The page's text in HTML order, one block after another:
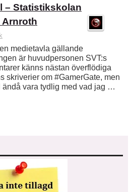
– Statistikskolan
Arnroth
medietavla gällande
är huvudpersonen SVT:s
känns nästan överflödiga
skriverier om #GamerGate, men
ändå vara tydlig med vad jag …